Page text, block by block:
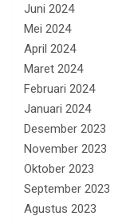
Juni 2024
Mei 2024
April 2024
Maret 2024
Februari 2024
Januari 2024
Desember 2023
November 2023
Oktober 2023
September 2023
Agustus 2023